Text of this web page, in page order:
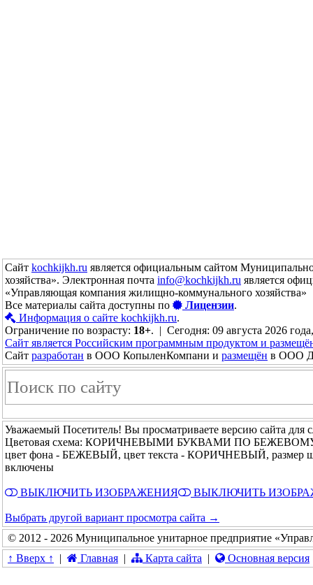
Сайт kochkijkh.ru является официальным сайтом
хозяйства». Электронная почта info@kochkijkh.ru является
«Управляющая компания жилищно-коммунального хозяйства»
Все материалы сайта доступны по
Лицензии.
Информация о сайте kochkijkh.ru.
Ограничение по возрасту: 18+. | Сегодня: 09 августа 2026
Сайт является Российским программным продуктом и
Сайт разработан в ООО КопыленКомпани и размещён в ООО
Уважаемый Посетитель! Вы просматриваете версию сайта для
Цветовая схема: КОРИЧНЕВЫМИ БУКВАМИ ПО
цвет фона - БЕЖЕВЫЙ, цвет текста - КОРИЧНЕВЫЙ, размер
включены
ВЫКЛЮЧИТЬ ИЗОБРАЖЕНИЯ ВЫКЛЮЧИТЬ
Выбрать другой вариант просмотра сайта →
© 2012 - 2026 Муниципальное унитарное предприятие
↑ Вверх ↑
| Главная | Карта сайта | Основная версия